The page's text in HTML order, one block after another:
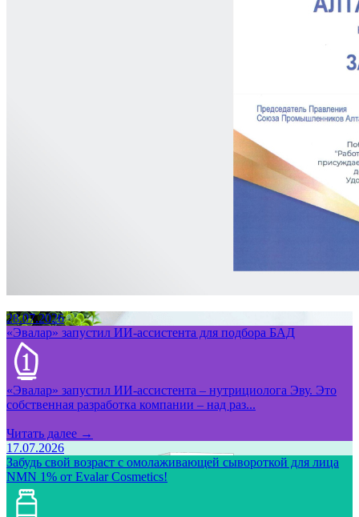
28.07.2026
«Эвалар» запустил ИИ-ассистента для подбора БАД
«Эвалар» запустил ИИ-ассистента – нутрициолога Эву. Это
собственная разработка компании – над раз...
Читать далее →
17.07.2026
Забудь свой возраст с омолаживающей сывороткой для лица
NMN 1% от Evalar Cosmetics!